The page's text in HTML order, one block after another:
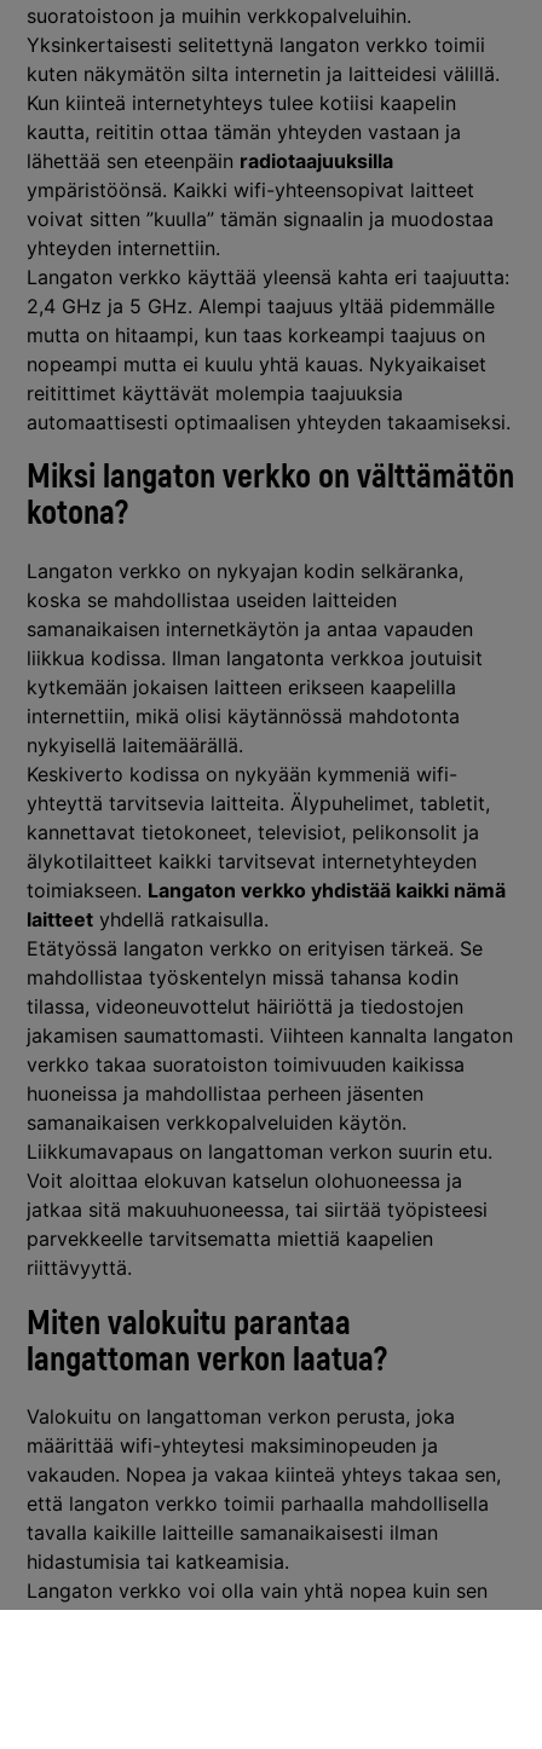
suoratoistoon ja muihin verkkopalveluihin.
Yksinkertaisesti selitettynä langaton verkko toimii
kuten näkymätön silta internetin ja laitteidesi välillä.
Kun kiinteä internetyhteys tulee kotiisi kaapelin
kautta, reititin ottaa tämän yhteyden vastaan ja
lähettää sen eteenpäin radiotaajuuksilla
ympäristöönsä. Kaikki wifi-yhteensopivat laitteet
voivat sitten ”kuulla” tämän signaalin ja muodostaa
yhteyden internettiin.
Langaton verkko käyttää yleensä kahta eri taajuutta:
2,4 GHz ja 5 GHz. Alempi taajuus yltää pidemmälle
mutta on hitaampi, kun taas korkeampi taajuus on
nopeampi mutta ei kuulu yhtä kauas. Nykyaikaiset
reitittimet käyttävät molempia taajuuksia
automaattisesti optimaalisen yhteyden takaamiseksi.
Miksi langaton verkko on välttämätön
kotona?
Langaton verkko on nykyajan kodin selkäranka,
koska se mahdollistaa useiden laitteiden
samanaikaisen internetkäytön ja antaa vapauden
liikkua kodissa. Ilman langatonta verkkoa joutuisit
kytkemään jokaisen laitteen erikseen kaapelilla
internettiin, mikä olisi käytännössä mahdotonta
nykyisellä laitemäärällä.
Keskiverto kodissa on nykyään kymmeniä wifi-
yhteyttä tarvitsevia laitteita. Älypuhelimet, tabletit,
kannettavat tietokoneet, televisiot, pelikonsolit ja
älykotilaitteet kaikki tarvitsevat internetyhteyden
toimiakseen. Langaton verkko yhdistää kaikki nämä
laitteet yhdellä ratkaisulla.
Etätyössä langaton verkko on erityisen tärkeä. Se
mahdollistaa työskentelyn missä tahansa kodin
tilassa, videoneuvottelut häiriöttä ja tiedostojen
jakamisen saumattomasti. Viihteen kannalta langaton
verkko takaa suoratoiston toimivuuden kaikissa
huoneissa ja mahdollistaa perheen jäsenten
samanaikaisen verkkopalveluiden käytön.
Liikkumavapaus on langattoman verkon suurin etu.
Voit aloittaa elokuvan katselun olohuoneessa ja
jatkaa sitä makuuhuoneessa, tai siirtää työpisteesi
parvekkeelle tarvitsematta miettiä kaapelien
riittävyyttä.
Miten valokuitu parantaa
langattoman verkon laatua?
Valokuitu on langattoman verkon perusta, joka
määrittää wifi-yhteytesi maksiminopeuden ja
vakauden. Nopea ja vakaa kiinteä yhteys takaa sen,
että langaton verkko toimii parhaalla mahdollisella
tavalla kaikille laitteille samanaikaisesti ilman
hidastumisia tai katkeamisia.
Langaton verkko voi olla vain yhtä nopea kuin sen